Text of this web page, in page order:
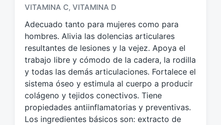
u
e
t
d
o
c
o
n
VITAMINA C, VITAMINA D
Adecuado tanto para mujeres como para
hombres. Alivia las dolencias articulares
resultantes de lesiones y la vejez. Apoya el
trabajo libre y cómodo de la cadera, la rodilla
y todas las demás articulaciones. Fortalece el
sistema óseo y estimula al cuerpo a producir
colágeno y tejidos conectivos. Tiene
propiedades antiinflamatorias y preventivas.
Los ingredientes básicos son: extracto de